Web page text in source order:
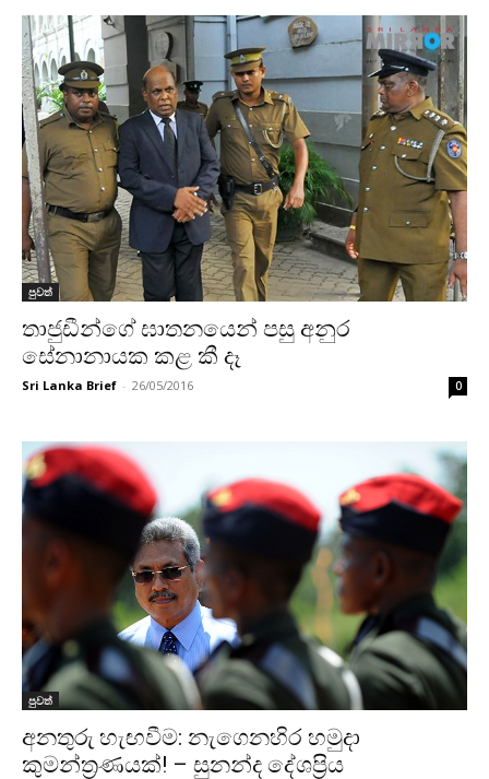
පුවත්
තාජුඩීන්ගේ ඝාතනයෙන් පසු අනුර
සේනානායක කළ කී දෑ
Sri Lanka Brief - 26/05/2016 0
පුවත්
අනතුරු හැඟවීම: නැගෙනහිර හමුදා
කුමන්ත්‍රණයක්! – සුනන්ද දේශප්‍රිය